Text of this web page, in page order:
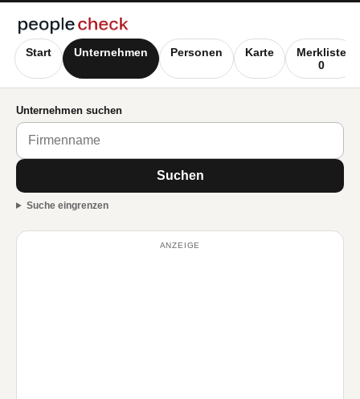
Start Unternehmen Personen Karte
Merkliste
0
Unternehmen suchen
Suchen
Suche eingrenzen
ANZEIGE